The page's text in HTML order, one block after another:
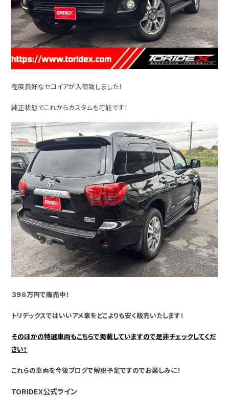
程度良好なセコイアが入荷致しました！
純正状態でこれからカスタムも可能です！
３９８万円で販売中！
トリデックスではいいアメ車をどこよりも安く販売いたします！
そのほかの特選車両もこちらで掲載していますので是非チェックしてくだ
さい！
これらの車両を今後ブログで解説予定ですのでお楽しみに！
TORIDEX公式ライン